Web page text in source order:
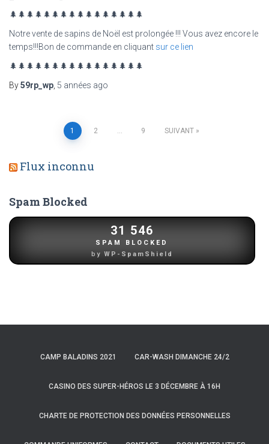
🌲🌲🌲🌲🌲🌲🌲🌲🌲🌲🌲🌲🌲🌲🌲🌲
Notre vente de sapins de Noël est prolongée !!! Vous avez encore le
temps!!!Bon de commande en cliquant sur ce lien
🌲🌲🌲🌲🌲🌲🌲🌲🌲🌲🌲🌲🌲🌲🌲🌲
By59rp_wp 5 années ago
Navigation
des
1 2 … 9 SUIVANT
Flux inconnu
Spam Blocked
31 546
SPAM BLOCKED
by WP-SpamShield
CAMP BALADINS 2021 CAR-WASH DIMANCHE 24/2
CASINO DES SUPER-HÉROS LE 3 DÉCEMBRE À 16H
CHARTE DE PROTECTION DES DONNÉES PERSONNELLES